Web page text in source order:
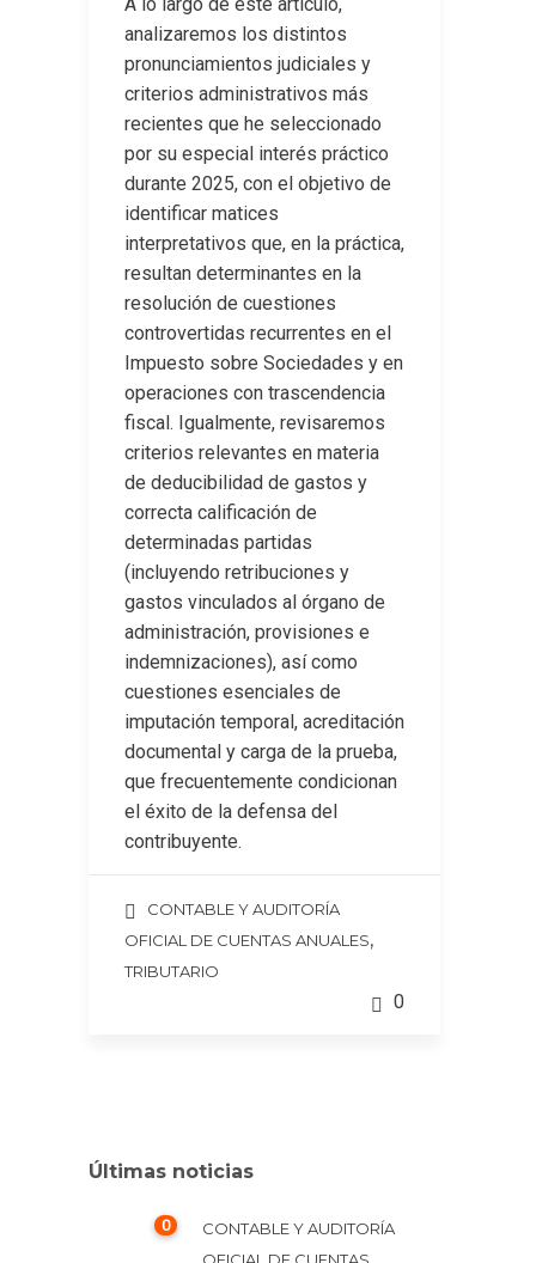
analizaremos los distintos
pronunciamientos judiciales y
criterios administrativos más
recientes que he seleccionado
por su especial interés práctico
durante 2025, con el objetivo de
identificar matices
interpretativos que, en la práctica,
resultan determinantes en la
resolución de cuestiones
controvertidas recurrentes en el
Impuesto sobre Sociedades y en
operaciones con trascendencia
fiscal. Igualmente, revisaremos
criterios relevantes en materia
de deducibilidad de gastos y
correcta calificación de
determinadas partidas
(incluyendo retribuciones y
gastos vinculados al órgano de
administración, provisiones e
indemnizaciones), así como
cuestiones esenciales de
imputación temporal, acreditación
documental y carga de la prueba,
que frecuentemente condicionan
el éxito de la defensa del
contribuyente.
CONTABLE Y AUDITORÍA
OFICIAL DE CUENTAS ANUALES,
TRIBUTARIO
0
Últimas noticias
0
CONTABLE Y AUDITORÍA